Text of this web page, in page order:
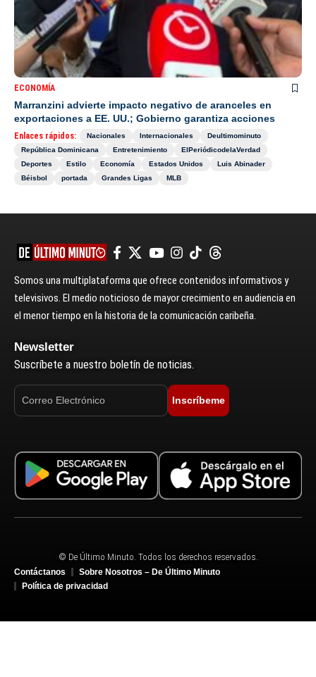
ECONOMÍA
Marranzini advierte impacto negativo de aranceles en
exportaciones a EE. UU.; Gobierno garantiza acciones
Enlaces rápidos: Nacionales Internacionales
Deultimominuto
República Dominicana
Entretenimiento
ElPeriódicodelaVerdad
Deportes
Estilo Economía Estados Unidos
Luis Abinader
Béisbol
portada Grandes Ligas MLB
Somos una multiplataforma que ofrece contenidos informativos y
televisivos. El medio noticioso de mayor crecimiento en audiencia en
el menor tiempo en la historia de la comunicación caribeña.
Newsletter
Suscríbete a nuestro boletín de noticias.
Inscríbeme
© De Último Minuto. Todos los derechos reservados.
Contáctanos
Sobre Nosotros – De Último Minuto
Política de privacidad